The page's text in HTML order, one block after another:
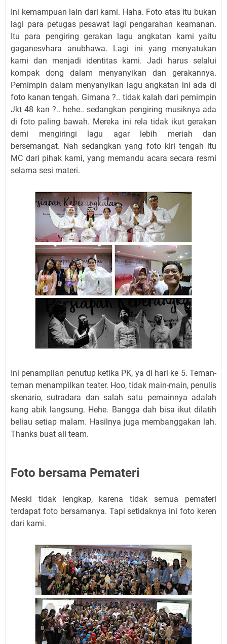
Ini kemampuan lain dari kami. Haha. Foto atas itu bukan
lagi para petugas pesawat lagi pengarahan keamanan.
Itu para pengiring gerakan lagu angkatan kami yaitu
gaganesvhara anubhawa. Lagi ini yang menyatukan
kami dan menjadi identitas kami. Jadi harus selalui
kompak dong dalam menyanyikan dan gerakannya.
Pemimpin dalam menyanyikan lagu angkatan ini ada di
foto kanan tengah. Gimana ?.. tidak kalah dari pemimpin
Jkt 48 kan ?.. hehe.. sedangkan pengiring musiknya ada
di foto paling bawah. Mereka ini rela tidak ikut gerakan
demi mengiringi lagu agar lebih meriah dan
bersemangat. Nah sedangkan yang foto kiri tengah itu
MC dari pihak kami, yang memandu acara secara resmi
selama sesi materi.
Ini penampilan penutup ketika PK, ya di hari ke 5. Teman-
teman menampilkan teater. Hoo, tidak main-main, penulis
skenario, sutradara dan salah satu pemainnya adalah
kang abik langsung. Hehe. Bangga dah bisa ikut dilatih
beliau setiap malam. Hasilnya juga membanggakan lah.
Thanks buat all team.
Foto bersama Pemateri
Meski tidak lengkap, karena tidak semua pemateri
terdapat foto bersamanya. Tapi setidaknya ini foto keren
dari kami.